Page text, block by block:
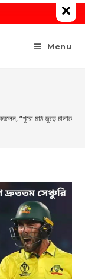
Menu
করলেন, “পুরো মাঠ জুড়ে